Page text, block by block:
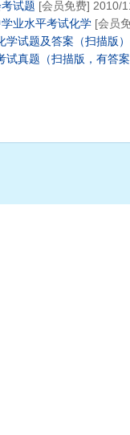
试题 [会员免费] 2010/
业水平考试化学 [会员
试题及答案（扫描版）
真题（扫描版，有答案